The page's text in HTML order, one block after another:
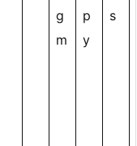
g
m
p
y
s